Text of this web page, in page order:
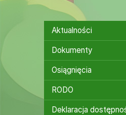
«
1
Menu
Aktualności
Dokumenty
Osiągnięcia
RODO
Deklaracja